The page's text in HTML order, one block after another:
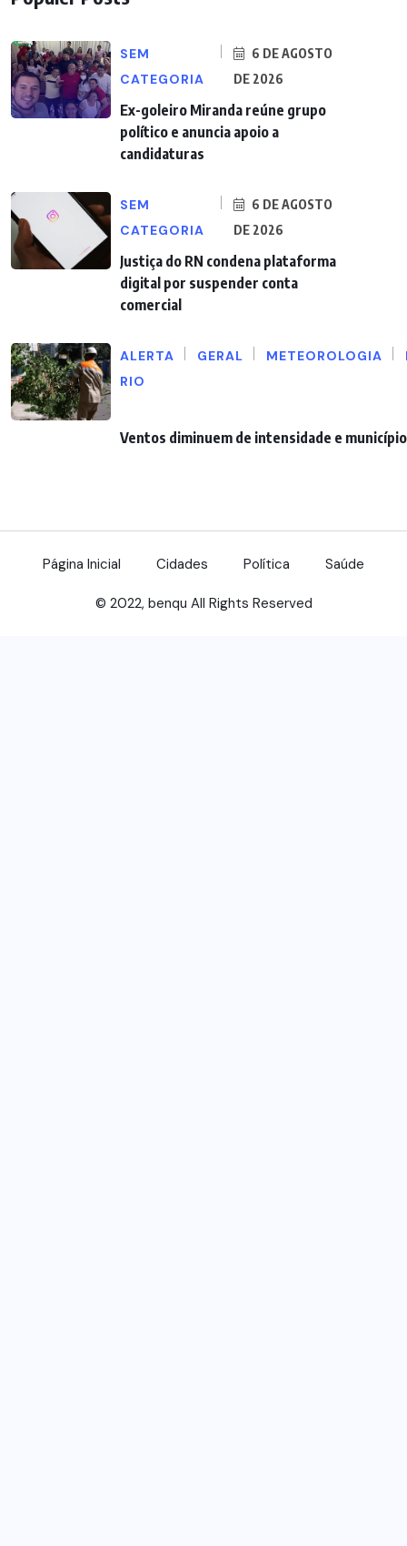
SEM
CATEGORIA
6 DE AGOSTO
DE 2026
Ex-goleiro Miranda reúne grupo
político e anuncia apoio a
candidaturas
SEM
CATEGORIA
6 DE AGOSTO
DE 2026
Justiça do RN condena plataforma
digital por suspender conta
comercial
ALERTA
RIO
GERAL METEOROLOGIA
Ventos diminuem de intensidade e
Página Inicial Cidades Política Saúde
© 2022, benqu All Rights Reserved